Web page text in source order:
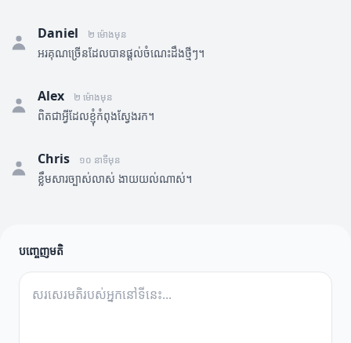
Daniel ២ ម៉ោងមុន
អរគុណច្រើនដែលបានផ្តល់ចំណេះដឹងថ្មីៗ។
Alex ២ ម៉ោងមុន
ពិតជាអ្វីដែលខ្ញុំកំពុងស្វែងរក។
Chris ១០ នាទីមុន
ខ្លឹមសារច្បាស់លាស់ ងាយយល់ណាស់។
បញ្ចេញមតិ